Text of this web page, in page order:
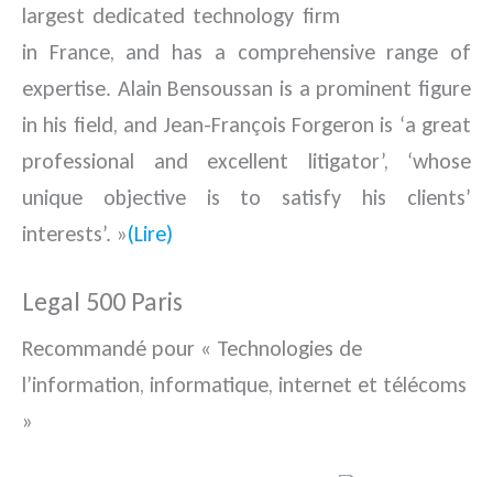
largest dedicated technology firm
in France, and has a comprehensive range of
expertise. Alain Bensoussan is a prominent figure
in his field, and Jean-François Forgeron is ‘a great
professional and excellent litigator’, ‘whose
unique objective is to satisfy his clients’
interests’. »(Lire)
Legal 500 Paris
Recommandé pour « Technologies de
l’information, informatique, internet et télécoms
»